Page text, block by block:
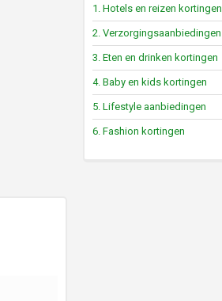
1. Hotels en reizen kortingen
2. Verzorgingsaanbiedingen
3. Eten en drinken kortingen
4. Baby en kids kortingen
5. Lifestyle aanbiedingen
6. Fashion kortingen